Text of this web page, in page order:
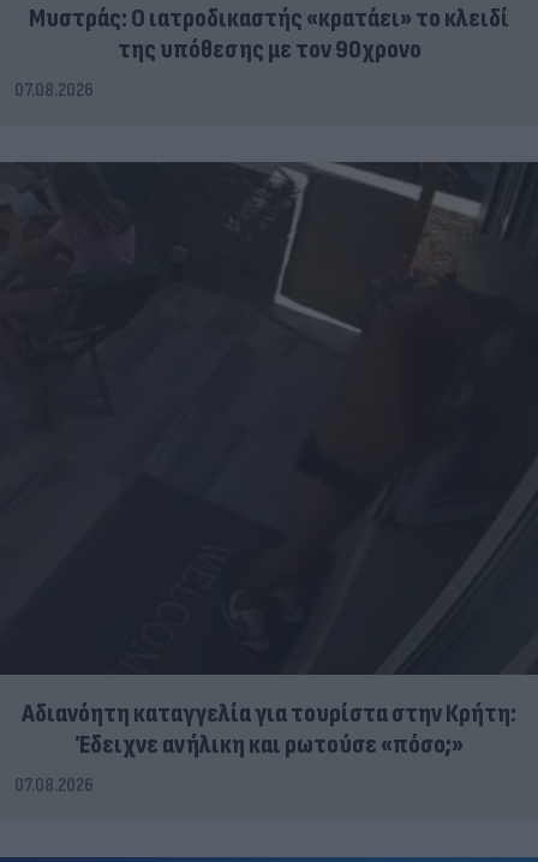
Μυστράς: Ο ιατροδικαστής «κρατάει» το κλειδί
της υπόθεσης με τον 90χρονο
07.08.2026
Αδιανόητη καταγγελία για τουρίστα στην Κρήτη:
Έδειχνε ανήλικη και ρωτούσε «πόσο;»
07.08.2026